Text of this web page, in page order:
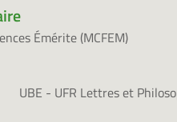
Émérite (MCFEM)
UBE - UFR Lettres et